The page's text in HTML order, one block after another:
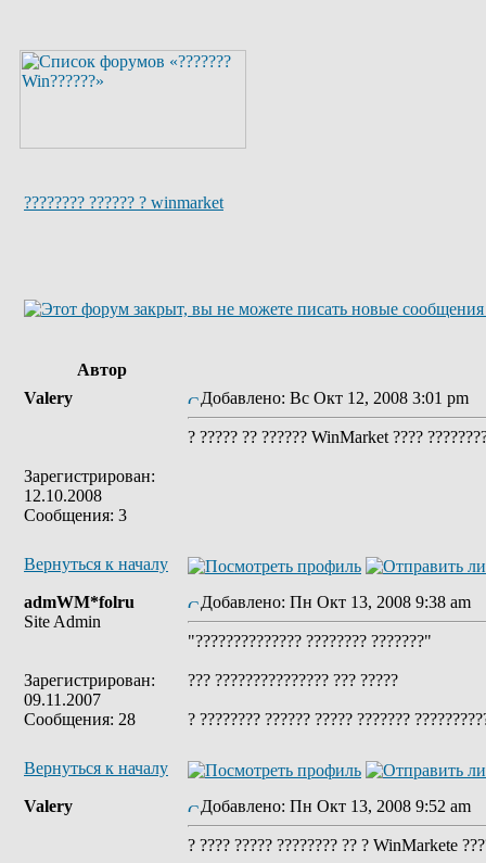
???????? ?????? ? winmarket
Автор
Valery
Зарегистрирован:
12.10.2008
Сообщения: 3
Добавлено: Вс Окт 12, 2008 3:01 pm
? ????? ?? ?????? WinMarket ????
Вернуться к началу
admWM*folru
Site Admin
Зарегистрирован:
09.11.2007
Сообщения: 28
Добавлено: Пн Окт 13, 2008 9:38 am
"?????????????? ???????? ???????"
??? ??????????????? ??? ?????
? ???????? ?????? ????? ???????
Вернуться к началу
Valery Добавлено: Пн Окт 13, 2008 9:52 am
? ???? ????? ???????? ?? ? WinMarkete